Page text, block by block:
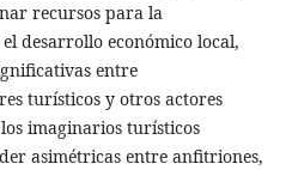
recursos para la
desarrollo económico local,
entre
turísticos y otros actores
imaginarios turísticos
asimétricas entre anfitriones,